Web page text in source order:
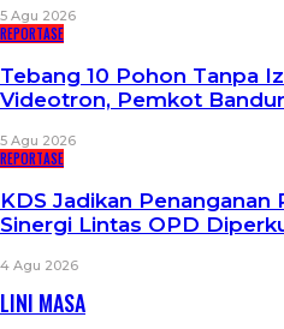
5 Agu 2026
REPORTASE
Tebang 10 Pohon Tanpa
Videotron, Pemkot
5 Agu 2026
REPORTASE
KDS Jadikan Penanganan
Sinergi Lintas OPD
4 Agu 2026
LINI MASA